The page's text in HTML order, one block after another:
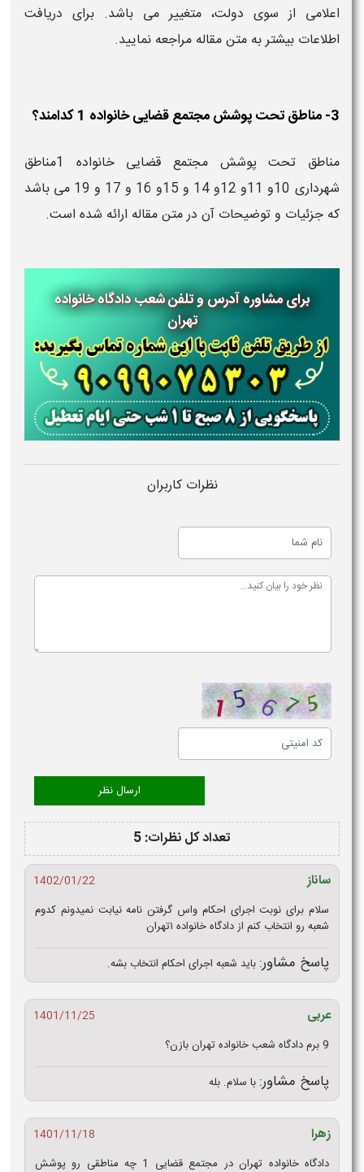
اعلامی از سوی دولت، متغییر می باشد. برای دریافت
اطلاعات بیشتر به متن مقاله مراجعه نمایید.
3- مناطق تحت پوشش مجتمع قضایی خانواده 1 کدامند؟
مناطق تحت پوشش مجتمع قضایی خانواده 1مناطق
شهرداری 10و 11و 12و 14 و 15و 16 و 17 و 19 می باشد
که جزئیات و توضیحات آن در متن مقاله ارائه شده است.
برای مشاوره آدرس و تلفن شعب دادگاه خانواده
تهران
نظرات کاربران
تعداد کل نظرات: 5
ساناز
1402/01/22
سلام برای نوبت اجرای احکام واس گرفتن نامه نیابت نمیدونم کدوم
شعبه رو انتخاب کنم از دادگاه خانواده ۱تهران
پاسخ مشاور: باید شعبه اجرای احکام انتخاب بشه.
عربی
1401/11/25
9 برم دادگاه شعب خانواده تهران بازن؟
پاسخ مشاور: با سلام. بله
زهرا
1401/11/18
دادگاه خانواده تهران در مجتمع قضایی 1 چه مناطقی رو پوشش